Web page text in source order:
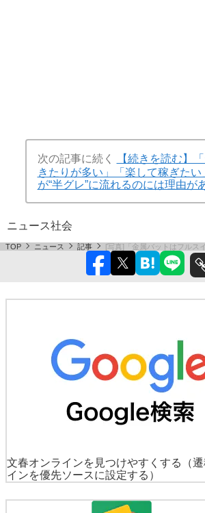
次の記事に続く
【続きを読む】
きたりが多い」「楽して稼ぎたい
が“半グレ”に流れるのには理由が
ニュース社会
TOP ニュース 記事 [写真]「金属バットはフルス
文春オンラインを見つけやすくする
（
インを優先ソースに設定する）